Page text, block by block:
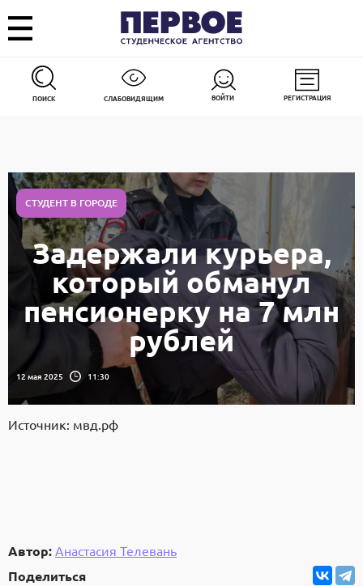
ПОИСК СЛАБОВИДЯЩИМ ВОЙТИ РЕГИСТРАЦИЯ
СТУДЕНТ В ГОРОДЕ
Задержали курьера,
который обманул
пенсионерку на 7 млн
рублей
12 мая 2025 11:30
Источник: мвд.рф
Автор: Анастасия Телевань
Поделиться